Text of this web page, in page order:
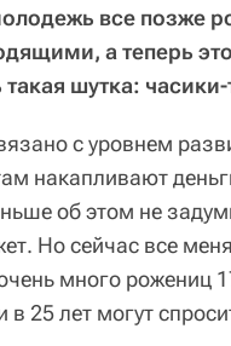
все позже
а теперь
шутка:
с уровнем
накапливают
об этом не
Но сейчас все
много рожениц
в 25 лет могут